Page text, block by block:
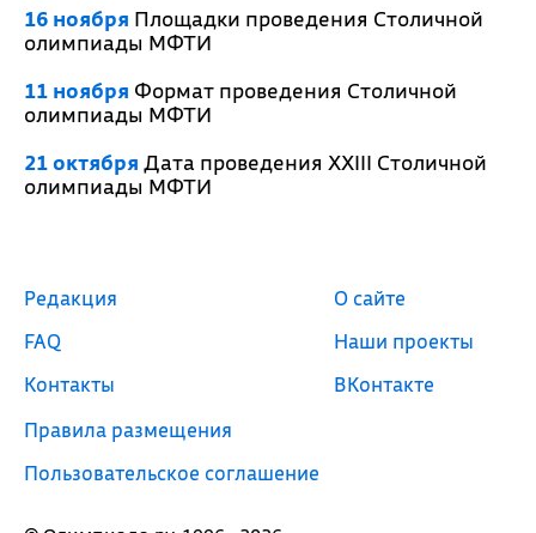
16 ноября Площадки проведения Столичной
олимпиады МФТИ
11 ноября Формат проведения Столичной
олимпиады МФТИ
21 октября Дата проведения XXIII Столичной
олимпиады МФТИ
Редакция
FAQ
Контакты
Правила размещения
Пользовательское соглашение
О сайте
Наши проекты
ВКонтакте